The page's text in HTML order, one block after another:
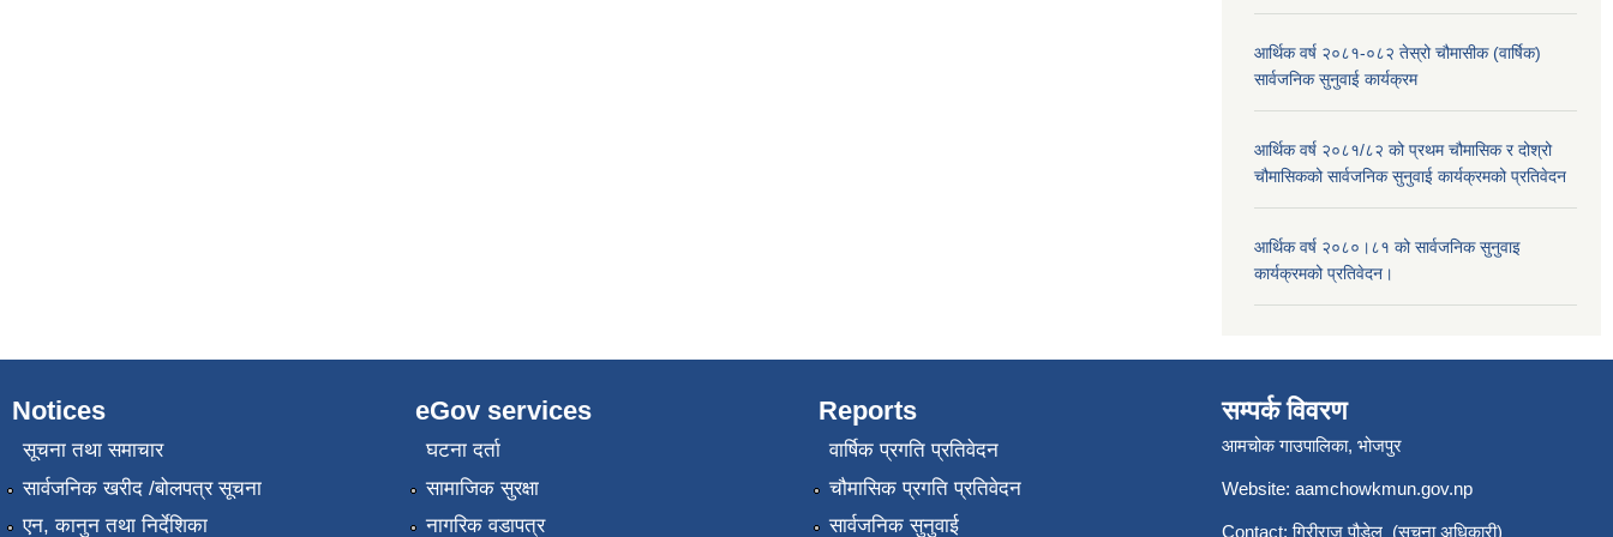
आर्थिक वर्ष २०८१-०८२ तेस्रो चौमासीक (वार्षिक)
सार्वजनिक सुनुवाई कार्यक्रम
आर्थिक वर्ष २०८१/८२ को प्रथम चौमासिक र दोश्रो
चौमासिकको सार्वजनिक सुनुवाई कार्यक्रमको प्रतिवेदन
आर्थिक वर्ष २०८०।८१ को सार्वजनिक सुनुवाइ
कार्यक्रमको प्रतिवेदन।
Notices
सूचना तथा समाचार
सार्वजनिक खरीद /बोलपत्र सूचना
एन, कानुन तथा निर्देशिका
eGov services
घटना दर्ता
सामाजिक सुरक्षा
नागरिक वडापत्र
Reports
वार्षिक प्रगति प्रतिवेदन
चौमासिक प्रगति प्रतिवेदन
सार्वजनिक सुनुवाई
सम्पर्क विवरण
आमचोक गाउपालिका, भोजपुर
Website: aamchowkmun.gov.np
Contact: गिरीराज पौडेल (सूचना अधिकारी)